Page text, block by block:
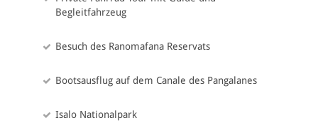
Weiterfahrt via Tulear bis nach Ifaty (ca. 65km).
14. Tag Ifaty
Begleitfahrzeug
Besuch des Ranomafana Reservats
Bootsausflug auf dem Canale des Pangalanes
Isalo Nationalpark